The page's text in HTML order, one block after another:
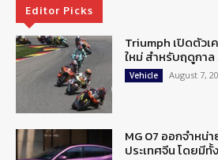
Editor Picks
Triumph เปิดตัว
ใหม่ สำหรับฤดูกาล
Vehicle August 7,
MG 07 ออกจำหน่
ประเทศจีน โดยมีทั้